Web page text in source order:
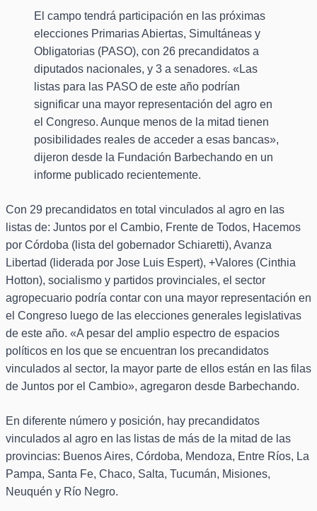
El campo tendrá participación en las próximas
elecciones Primarias Abiertas, Simultáneas y
Obligatorias (PASO), con 26 precandidatos a
diputados nacionales, y 3 a senadores. «Las
listas para las PASO de este año podrían
significar una mayor representación del agro en
el Congreso. Aunque menos de la mitad tienen
posibilidades reales de acceder a esas bancas»,
dijeron desde la Fundación Barbechando en un
informe publicado recientemente.
Con 29 precandidatos en total vinculados al agro en las
listas de: Juntos por el Cambio, Frente de Todos, Hacemos
por Córdoba (lista del gobernador Schiaretti), Avanza
Libertad (liderada por Jose Luis Espert), +Valores (Cinthia
Hotton), socialismo y partidos provinciales, el sector
agropecuario podría contar con una mayor representación en
el Congreso luego de las elecciones generales legislativas
de este año. «A pesar del amplio espectro de espacios
políticos en los que se encuentran los precandidatos
vinculados al sector, la mayor parte de ellos están en las filas
de Juntos por el Cambio», agregaron desde Barbechando.
En diferente número y posición, hay precandidatos
vinculados al agro en las listas de más de la mitad de las
provincias: Buenos Aires, Córdoba, Mendoza, Entre Ríos, La
Pampa, Santa Fe, Chaco, Salta, Tucumán, Misiones,
Neuquén y Río Negro.